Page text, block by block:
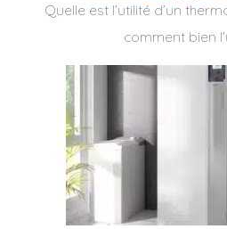
Quelle est l’utilité d’un
comment bien